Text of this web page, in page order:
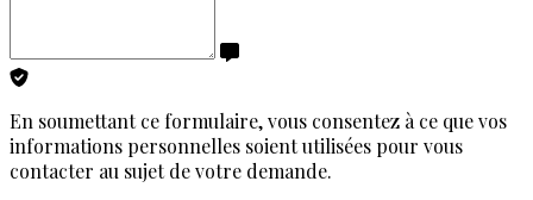
En soumettant ce formulaire, vous consentez à ce que vos
informations personnelles soient utilisées pour vous
contacter au sujet de votre demande.